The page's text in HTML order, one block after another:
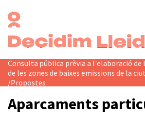
Consulta pública prèvia a l'elaboració de
de les zones de baixes emissions de la
/Propostes
Aparcaments